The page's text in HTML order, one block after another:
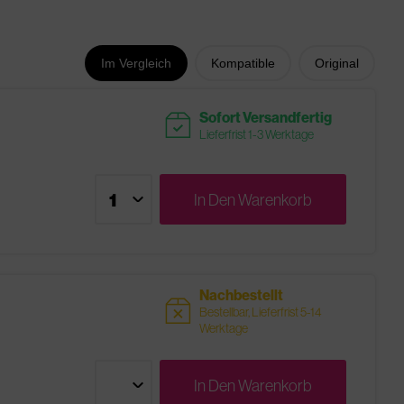
Im Vergleich Kompatible Original
readytoship Sofort Versandfertig
Lieferfrist 1-3 Werktage
In DenWarenkorb
sold Nachbestellt
Bestellbar, Lieferfrist 5-14
Werktage
In DenWarenkorb